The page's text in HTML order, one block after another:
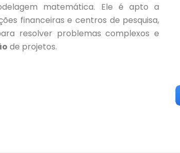
matemática. Ele é apto a
financeiras e centros de pesquisa,
resolver problemas complexos e
de projetos.